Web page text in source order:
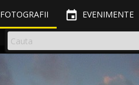
FOTOGRAFII  EVENIMENTE